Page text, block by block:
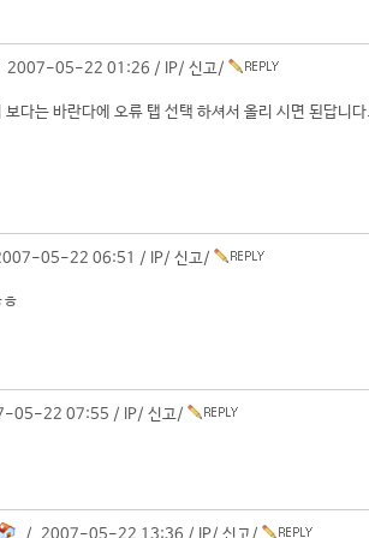
05-22 01:26 / IP/ 신고/
다는 바란다에 오류 탭 선택 하셔서 올리 시면 된답니
05-22 06:51 / IP/ 신고/
05-22 07:55 / IP/ 신고/